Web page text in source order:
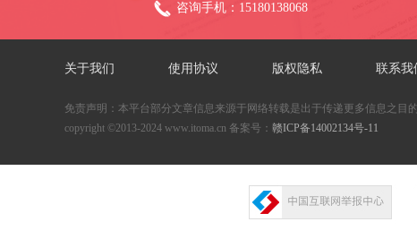
咨询手机：15180138068
关于我们 使用协议 版权隐私 联系我
免责声明：本平台部分文章信息来源于网络转载是出于传递更多信息之目
copyright ©2013-2024 www.itoma.cn 备案号： 赣ICP备14002134号-11